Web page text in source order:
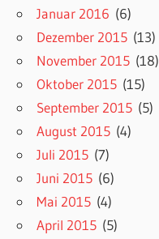
Januar 2016 (6)
Dezember 2015 (13)
November 2015 (18)
Oktober 2015 (15)
September 2015 (5)
August 2015 (4)
Juli 2015 (7)
Juni 2015 (6)
Mai 2015 (4)
April 2015 (5)